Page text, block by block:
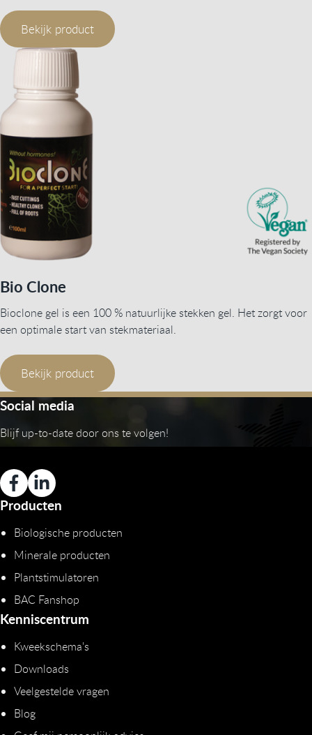
Bekijk product
Bio Clone
Bioclone gel is een 100 % natuurlijke stekken gel. Het zorgt voor
een optimale start van stekmateriaal.
Bekijk product
Social media
Blijf up-to-date door ons te volgen!
Producten
Biologische producten
Minerale producten
Plantstimulatoren
BAC Fanshop
Kenniscentrum
Kweekschema's
Downloads
Veelgestelde vragen
Blog